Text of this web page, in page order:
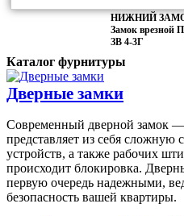
НИЖНИЙ
Замок врезной
ЗВ 4-3Г
Каталог фурнитуры
Дверные замки
Современный дверной замок
представляет из себя сложную
устройств, а также рабочих
происходит блокировка.
первую очередь надежными,
безопасность вашей квартиры.